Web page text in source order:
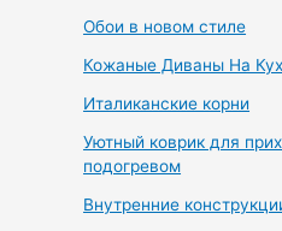
Обои в новом стиле
Кожаные Диваны На
Италиканские корни
Уютный коврик для
подогревом
Внутренние